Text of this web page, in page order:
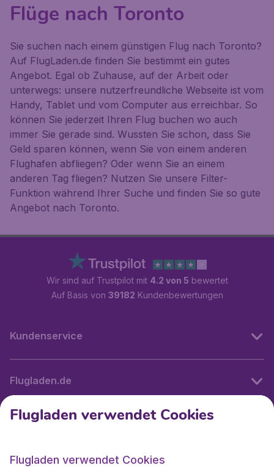
Flüge nach Toronto
Sie suchen nach einem günstigen Flug nach Toronto?
Auf FlugLaden.de finden Sie bestimmt ein gutes
Angebot. Egal ob Zuhause, auf der Arbeit oder
unterwegs: unsere nutzerfreundliche Webseite ist vom
Handy, Tablet und vom Computer aus erreichbar. So
können Sie jederzeit Ihren Flug buchen wo auch
immer Sie gerade sind. Wussten Sie schon, dass Sie
Geld sparen können, wenn Sie von einem anderen
Flughafen abfliegen? Oder wenn Sie an einem
anderen Tag fliegen? Nutzen Sie unsere Filter-
Funktion während Ihrer Suche und finden Sie so gute
Angebot nach Toronto.
Wir sind auf Trustpilot mit 4.2 von 5 bewertet
Auf Basis von 39182 Kundenbewertungen
Kundenservice
Flugladen.de
Internationale Webseiten
Folgen Sie uns:
Flugladen verwendet Cookies
Flugladen verwendet Cookies